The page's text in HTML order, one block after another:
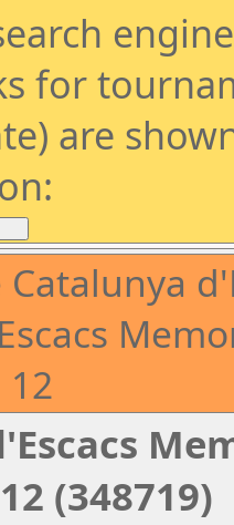
for
are
(348719)